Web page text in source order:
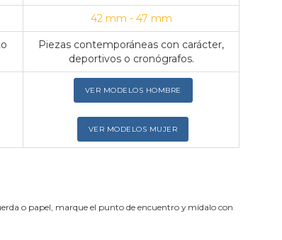
42 mm - 47 mm
Piezas contemporáneas con carácter,
deportivos o cronógrafos.
VER MODELOS HOMBRE
VER MODELOS MUJER
o papel, marque el punto de encuentro y mídalo con